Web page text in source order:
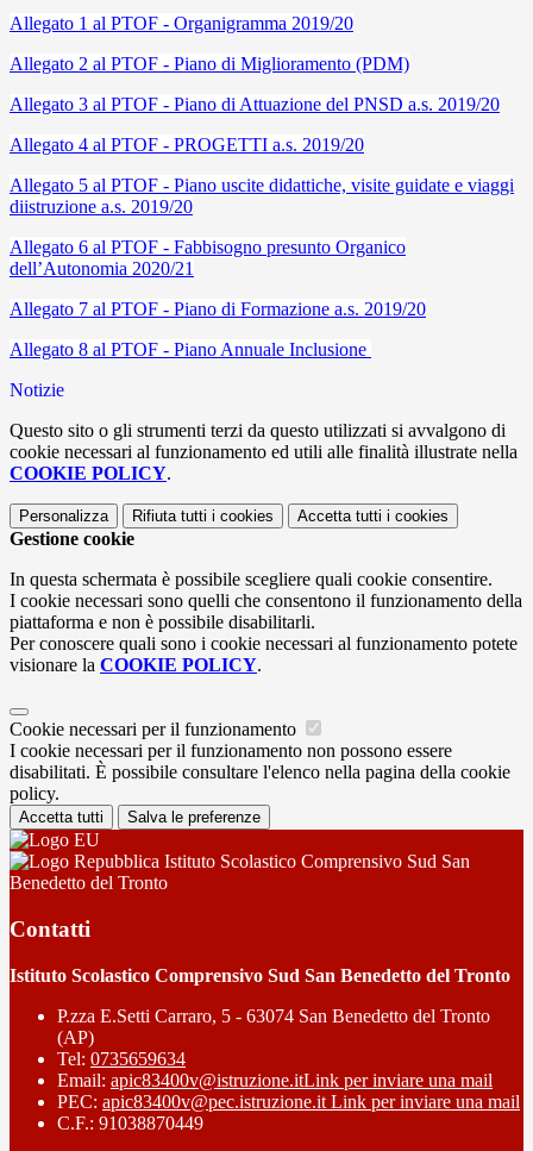
Allegato 1 al PTOF - Organigramma 2019/20
Allegato 2 al PTOF - Piano di Miglioramento (PDM)
Allegato 3 al PTOF - Piano di Attuazione del PNSD a.s. 2019/20
Allegato 4 al PTOF - PROGETTI a.s. 2019/20
Allegato 5 al PTOF - Piano uscite didattiche, visite guidate e viaggi
diistruzione a.s. 2019/20
Allegato 6 al PTOF - Fabbisogno presunto Organico
dell’Autonomia 2020/21
Allegato 7 al PTOF - Piano di Formazione a.s. 2019/20
Allegato 8 al PTOF - Piano Annuale Inclusione
Notizie
Questo sito o gli strumenti terzi da questo utilizzati si avvalgono di
cookie necessari al funzionamento ed utili alle finalità illustrate nella
COOKIE POLICY.
Personalizza Rifiuta tutti i cookies Accetta tutti i cookies
Gestione cookie
In questa schermata è possibile scegliere quali cookie consentire.
I cookie necessari sono quelli che consentono il funzionamento della
piattaforma e non è possibile disabilitarli.
Per conoscere quali sono i cookie necessari al funzionamento potete
visionare la COOKIE POLICY.
Cookie necessari per il funzionamento
I cookie necessari per il funzionamento non possono essere
disabilitati. È possibile consultare l'elenco nella pagina della cookie
policy.
Accetta tutti Salva le preferenze
Istituto Scolastico Comprensivo Sud San
Benedetto del Tronto
Contatti
Istituto Scolastico Comprensivo Sud San Benedetto del Tronto
P.zza E.Setti Carraro, 5 - 63074 San Benedetto del Tronto
(AP)
Tel: 0735659634
Email: apic83400v@istruzione.itLink per inviare una mail
PEC: apic83400v@pec.istruzione.it Link per inviare una mail
C.F.: 91038870449